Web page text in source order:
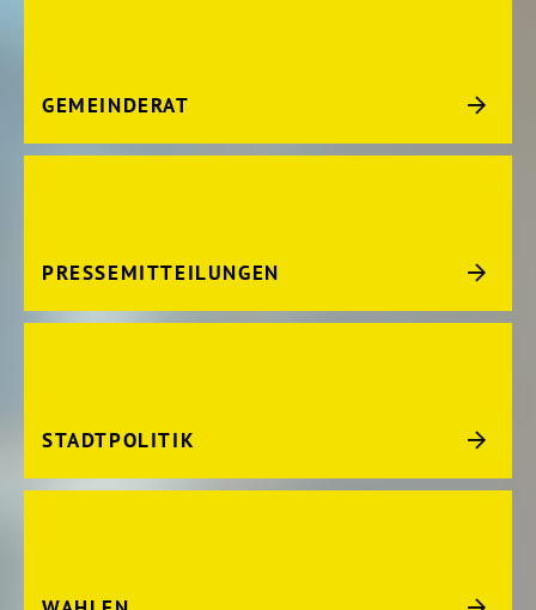
GEMEINDERAT
PRESSEMITTEILUNGEN
STADTPOLITIK